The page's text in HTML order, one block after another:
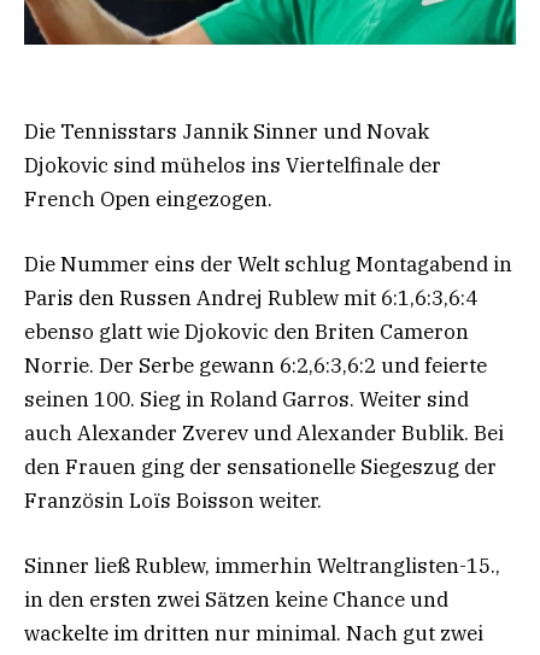
Die Tennisstars Jannik Sinner und Novak
Djokovic sind mühelos ins Viertelfinale der
French Open eingezogen.
Die Nummer eins der Welt schlug Montagabend in
Paris den Russen Andrej Rublew mit 6:1,6:3,6:4
ebenso glatt wie Djokovic den Briten Cameron
Norrie. Der Serbe gewann 6:2,6:3,6:2 und feierte
seinen 100. Sieg in Roland Garros. Weiter sind
auch Alexander Zverev und Alexander Bublik. Bei
den Frauen ging der sensationelle Siegeszug der
Französin Loïs Boisson weiter.
Sinner ließ Rublew, immerhin Weltranglisten-15.,
in den ersten zwei Sätzen keine Chance und
wackelte im dritten nur minimal. Nach gut zwei